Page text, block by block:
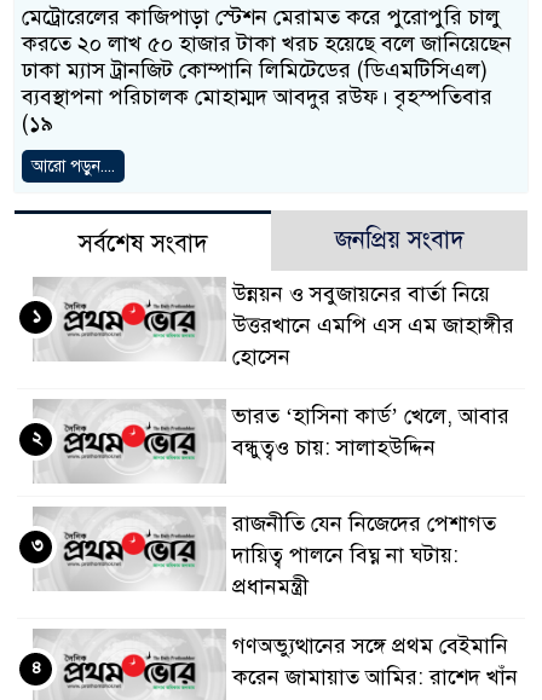
মেট্রোরেলের কাজিপাড়া স্টেশন মেরামত করে পুরোপুরি চালু
করতে ২০ লাখ ৫০ হাজার টাকা খরচ হয়েছে বলে জানিয়েছেন
ঢাকা ম্যাস ট্রানজিট কোম্পানি লিমিটেডের (ডিএমটিসিএল)
ব্যবস্থাপনা পরিচালক মোহাম্মদ আবদুর রউফ। বৃহস্পতিবার
(১৯
আরো পড়ুন....
সর্বশেষ সংবাদ জনপ্রিয় সংবাদ
উন্নয়ন ও সবুজায়নের বার্তা নিয়ে
উত্তরখানে এমপি এস এম জাহাঙ্গীর
হোসেন
১
ভারত ‘হাসিনা কার্ড’ খেলে, আবার
বন্ধুত্বও চায়: সালাহউদ্দিন
২
রাজনীতি যেন নিজেদের পেশাগত
দায়িত্ব পালনে বিঘ্ন না ঘটায়:
প্রধানমন্ত্রী
৩
গণঅভ্যুত্থানের সঙ্গে প্রথম বেইমানি
করেন জামায়াত আমির: রাশেদ খাঁন
৪